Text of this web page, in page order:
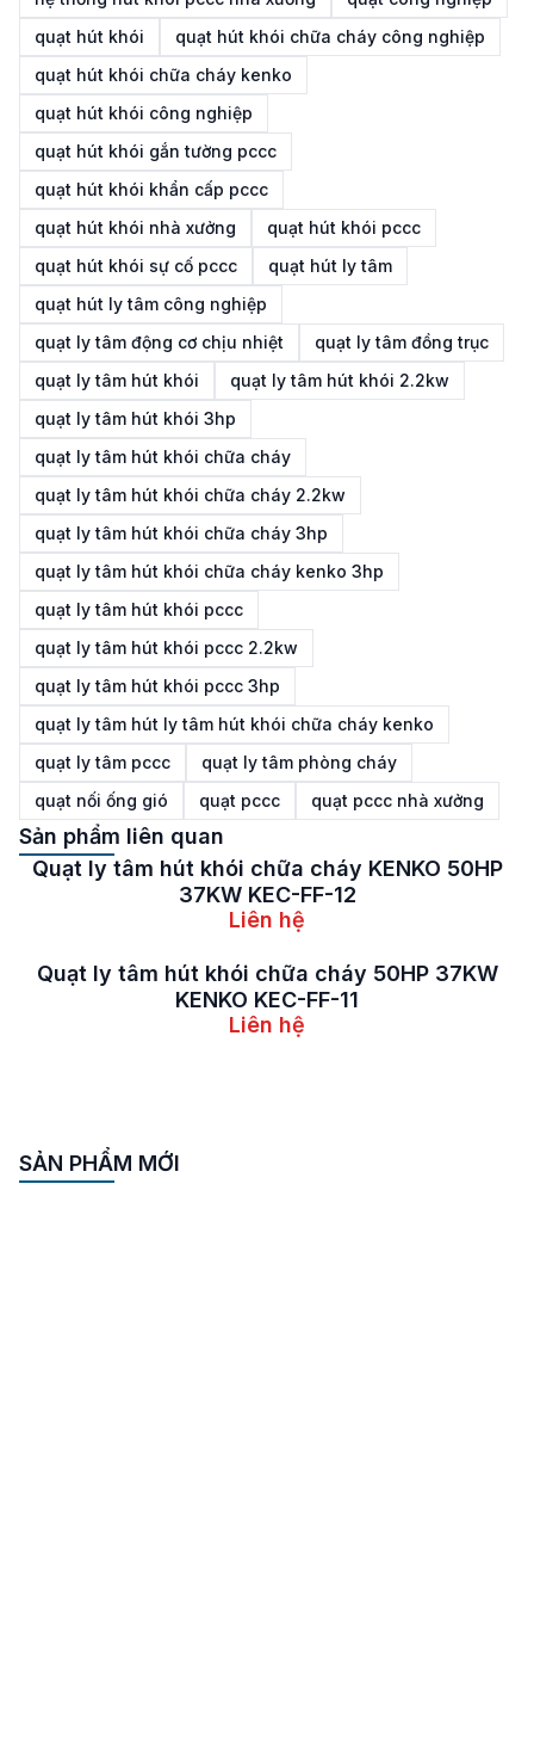
quạt hút khói
quạt hút khói chữa cháy công nghiệp
quạt hút khói chữa cháy kenko
quạt hút khói công nghiệp
quạt hút khói gắn tường pccc
quạt hút khói khẩn cấp pccc
quạt hút khói nhà xưởng
quạt hút khói pccc
quạt hút khói sự cố pccc
quạt hút ly tâm
quạt hút ly tâm công nghiệp
quạt ly tâm động cơ chịu nhiệt
quạt ly tâm đồng trục
quạt ly tâm hút khói
quạt ly tâm hút khói 2.2kw
quạt ly tâm hút khói 3hp
quạt ly tâm hút khói chữa cháy
quạt ly tâm hút khói chữa cháy 2.2kw
quạt ly tâm hút khói chữa cháy 3hp
quạt ly tâm hút khói chữa cháy kenko 3hp
quạt ly tâm hút khói pccc
quạt ly tâm hút khói pccc 2.2kw
quạt ly tâm hút khói pccc 3hp
quạt ly tâm hút ly tâm hút khói chữa cháy kenko
quạt ly tâm pccc
quạt ly tâm phòng cháy
quạt nối ống gió
quạt pccc quạt pccc nhà xưởng
Sản phẩm liên quan
Quạt ly tâm hút khói chữa cháy 55KW 75HP
KENKO KEC-FF-12
Liên hệ
Quạt ly tâm hút khói chữa cháy 45KW 60HP
KENKO KEC-FF-11
Liên hệ
SẢN PHẨM MỚI